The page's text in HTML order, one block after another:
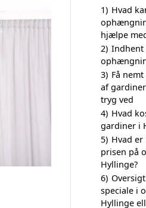
1) Hvad
hjælpe
2) Indhent
3) Få
af
tryg ved
4) Hvad
gardiner i
5) Hvad
prisen på
Hyllinge?
6)
speciale i
Hyllinge